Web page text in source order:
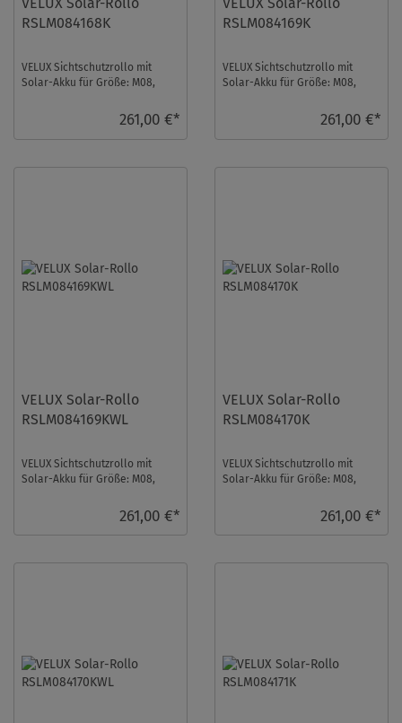
RSLM084168K
VELUX Sichtschutzrollo mit
Solar-Akku für Größe: M08,
261,00 €*
RSLM084169K
VELUX Sichtschutzrollo mit
Solar-Akku für Größe: M08,
Semitransparent, alu Sch ...
261,00 €*
VELUX Solar-Rollo
RSLM084169KWL
VELUX Sichtschutzrollo mit
Solar-Akku für Größe: M08,
Semitransparent, weiße ...261,00 €*
VELUX Solar-Rollo
RSLM084170K
VELUX Sichtschutzrollo mit
Solar-Akku für Größe: M08,
261,00 €*